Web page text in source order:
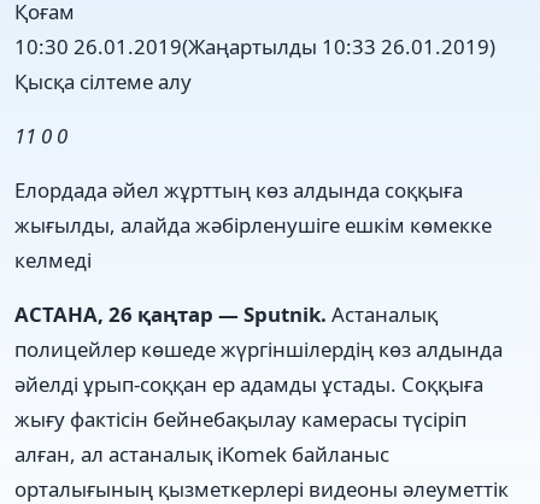
Қоғам
10:30 26.01.2019(Жаңартылды 10:33 26.01.2019)
Қысқа сілтеме алу
11 0 0
Елордада әйел жұрттың көз алдында соққыға
жығылды, алайда жәбірленушіге ешкім көмекке
келмеді
АСТАНА, 26 қаңтар — Sputnik. Астаналық
полицейлер көшеде жүргіншілердің көз алдында
әйелді ұрып-соққан ер адамды ұстады. Соққыға
жығу фактісін бейнебақылау камерасы түсіріп
алған, ал астаналық iKomek байланыс
орталығының қызметкерлері видеоны әлеуметтік